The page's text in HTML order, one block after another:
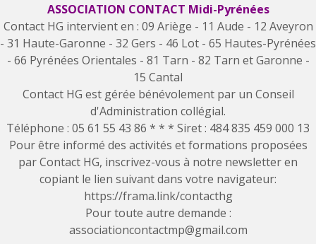
ASSOCIATION CONTACT Midi-Pyrénées
Contact HG intervient en : 09 Ariège - 11 Aude - 12 Aveyron
- 31 Haute-Garonne - 32 Gers - 46 Lot - 65 Hautes-Pyrénées
- 66 Pyrénées Orientales - 81 Tarn - 82 Tarn et Garonne -
15 Cantal
Contact HG est gérée bénévolement par un Conseil
d'Administration collégial.
Téléphone : 05 61 55 43 86 * * * Siret : 484 835 459 000 13
Pour être informé des activités et formations proposées
par Contact HG, inscrivez-vous à notre newsletter en
copiant le lien suivant dans votre navigateur:
https://frama.link/contacthg
Pour toute autre demande :
associationcontactmp@gmail.com